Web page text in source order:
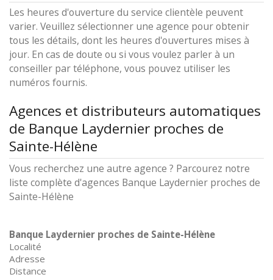
Les heures d'ouverture du service clientèle peuvent
varier. Veuillez sélectionner une agence pour obtenir
tous les détails, dont les heures d'ouvertures mises à
jour. En cas de doute ou si vous voulez parler à un
conseiller par téléphone, vous pouvez utiliser les
numéros fournis.
Agences et distributeurs automatiques
de Banque Laydernier proches de
Sainte-Hélène
Vous recherchez une autre agence ? Parcourez notre
liste complète d'agences Banque Laydernier proches de
Sainte-Hélène
Banque Laydernier proches de Sainte-Hélène
Localité
Adresse
Distance